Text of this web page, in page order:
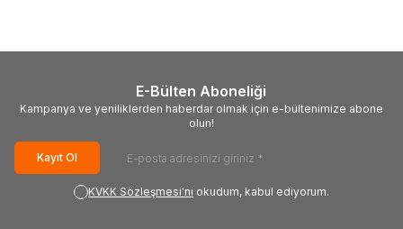
E-Bülten Aboneliği
Kampanya ve yeniliklerden haberdar olmak için e-bültenimize abone
olun!
Kayıt Ol
KVKK Sözleşmesi'ni okudum, kabul ediyorum.